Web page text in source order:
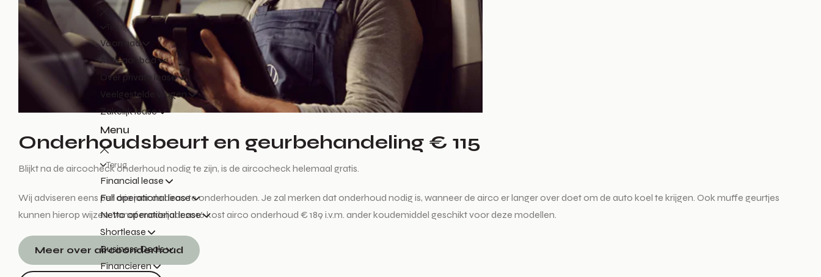
Terug
Voorraad
Actieaanbod
Over private lease
Veelgestelde vragen
Zakelijk lease
Menu
Terug
Financial lease
Full operational lease
Netto operational lease
Shortlease
Business Deals
Financieren
Onderhoudsbeurt en geurbehandeling € 115
Blijkt na de aircocheck onderhoud nodig te zijn, is de aircocheck helemaal gratis.
Wij adviseren eens per drie jaar de airco te onderhouden. Je zal merken dat onderhoud nodig is, wanneer de airco er langer over doet om de auto koel te krijgen. Ook muffe geurtjes
kunnen hierop wijzen. Vanaf modeljaar 2016 kost airco onderhoud € 189 i.v.m. ander koudemiddel geschikt voor deze modellen.
Meer over aircoonderhoud